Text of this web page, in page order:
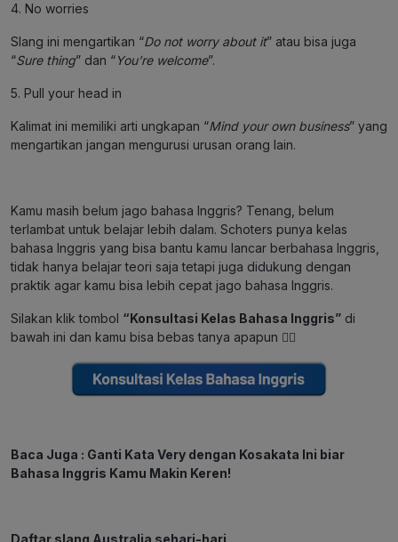
4. No worries
Slang ini mengartikan “Do not worry about it” atau bisa juga
“Sure thing” dan “You’re welcome”.
5. Pull your head in
Kalimat ini memiliki arti ungkapan “Mind your own business” yang
mengartikan jangan mengurusi urusan orang lain.
Kamu masih belum jago bahasa Inggris? Tenang, belum
terlambat untuk belajar lebih dalam. Schoters punya kelas
bahasa Inggris yang bisa bantu kamu lancar berbahasa Inggris,
tidak hanya belajar teori saja tetapi juga didukung dengan
praktik agar kamu bisa lebih cepat jago bahasa Inggris.
Silakan klik tombol “Konsultasi Kelas Bahasa Inggris” di
bawah ini dan kamu bisa bebas tanya apapun 👇🏻
Baca Juga : Ganti Kata Very dengan Kosakata Ini biar
Bahasa Inggris Kamu Makin Keren!